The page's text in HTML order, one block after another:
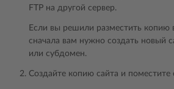
FTP на другой сервер.
Если вы решили разместить копию
сначала вам нужно создать новый
или субдомен.
Создайте копию сайта и поместите